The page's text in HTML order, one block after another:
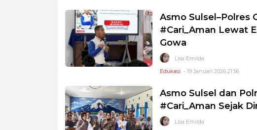
Asmo Sulsel–Polres
#Cari_Aman Lewat
Gowa
Lisa Emilda
Edukasi - 19 Januari 2026 21:56
Asmo Sulsel dan
#Cari_Aman Sejak
Lisa Emilda